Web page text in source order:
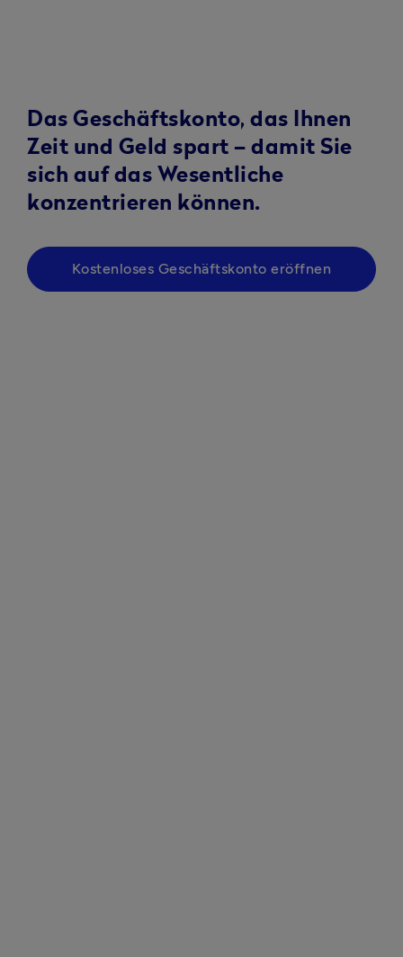
Das Geschäftskonto, das Ihnen
Zeit und Geld spart – damit Sie
sich auf das Wesentliche
konzentrieren können.
Kostenloses Geschäftskonto eröffnen